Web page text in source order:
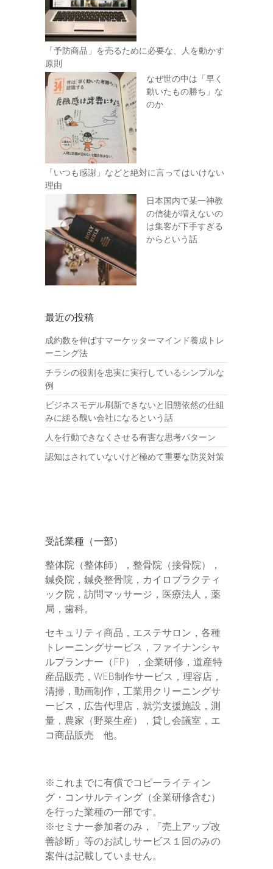
「予防商品」を売るために必要な、人を動かす
原則
なぜ世の中は「早く
動いたもの勝ち」な
のか
「いつも感謝」などと絶対に言ってはいけない
理由
日本国内で某一神教
の信徒が増えないの
は集客が下手すぎる
からという話
最近の投稿
成約数を伸ばすマーケッターマインド養成トレ
ーニング法
チラシの役割を忠実に実行しているシンプルな
例
ビジネスモデル刷新できないと旧態依然の仕組
みに縋る醜い会社になるという話
人を行動できなくさせる有害な思考パターン
認知はされていないけど極めて重要な防災対策
受託業種（一部）
整体院（整体師），整骨院（接骨院），
鍼灸院，鍼灸整骨院，カイロプラクティ
ック院，訪問マッサージ，医療法人，薬
局，歯科。
セキュリティ商品，エステサロン，各種
トレーニングサービス，ファイナンシャ
ルプランナー（FP），企業研修，道産特
産品販売，WEB制作サービス，理容店，
清掃，動画制作，工業用クリーニングサ
ービス，広告代理店，就労支援施設，測
量，農家（野菜生産），貸し会議室，エ
コ商品販売 他。
※これまでに有償でコピーライティン
グ・コンサルティング（企業研修含む）
を行った業種の一部です。
※セミナー参加者のみ，「売上アップ改
善診断」等のお試しサービス１回のみの
案件は記載していません。